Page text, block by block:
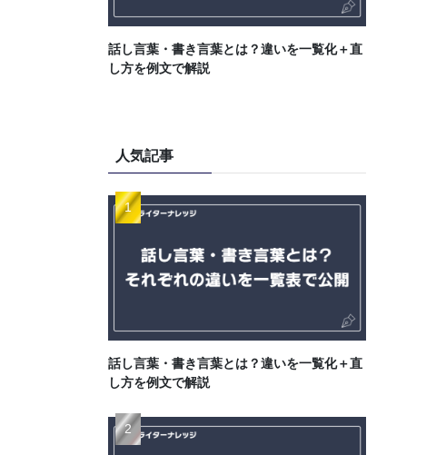
話し言葉・書き言葉とは？違いを一覧化＋直
し方を例文で解説
人気記事
話し言葉・書き言葉とは？違いを一覧化＋直
し方を例文で解説